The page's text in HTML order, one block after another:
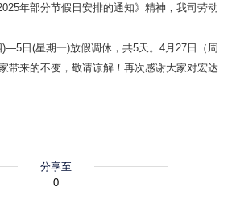
年部分节假日安排的通知》精神，我司劳动
日(星期一)放假调休 ，共5天。 4月27日（周
带来的不变，敬请谅解！再次感谢大家对宏达
分享至
0